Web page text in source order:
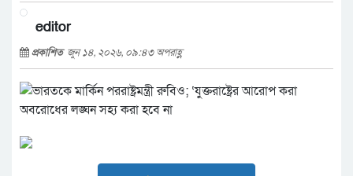
editor
প্রকাশিত জুন ১৪, ২০২৬, ০৯:৪৩ অপরাহ্ণ